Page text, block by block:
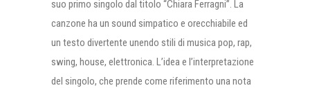
suo primo singolo dal titolo “Chiara Ferragni”. La
canzone ha un sound simpatico e orecchiabile ed
un testo divertente unendo stili di musica pop, rap,
swing, house, elettronica. L’idea e l’interpretazione
del singolo, che prende come riferimento una nota